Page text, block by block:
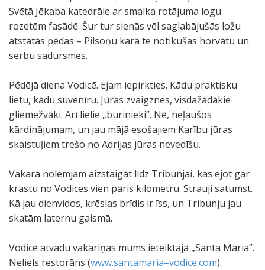
Svētā Jēkaba katedrāle ar smalka rotājuma logu
rozetēm fasādē. Šur tur sienās vēl saglabājušās ložu
atstātās pēdas – Pilsoņu karā te notikušas horvātu un
serbu sadursmes.
Pēdējā diena Vodicē. Ejam iepirkties. Kādu praktisku
lietu, kādu suvenīru. Jūras zvaigznes, visdažādākie
gliemežvāki. Arī lielie „burinieki”. Nē, neļaušos
kārdinājumam, un jau mājā esošajiem Karību jūras
skaistuļiem trešo no Adrijas jūras nevedīšu.
Vakarā nolemjam aizstaigāt līdz Tribunjai, kas ejot gar
krastu no Vodices vien pāris kilometru. Strauji satumst.
Kā jau dienvidos, krēslas brīdis ir īss, un Tribunju jau
skatām laternu gaismā.
Vodicē atvadu vakariņas mums ieteiktajā „Santa Maria”.
Neliels restorāns (www.santamaria–vodice.com).